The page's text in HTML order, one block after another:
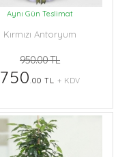
Aynı Gün Teslimat
Kırmızı Antoryum
950.00 TL
750.00 TL+ KDV